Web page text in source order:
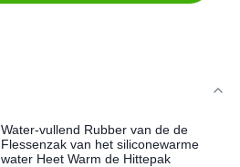
Water-vullend Rubber van de de
Flessenzak van het siliconewarme
water Heet Warm de Hittepak